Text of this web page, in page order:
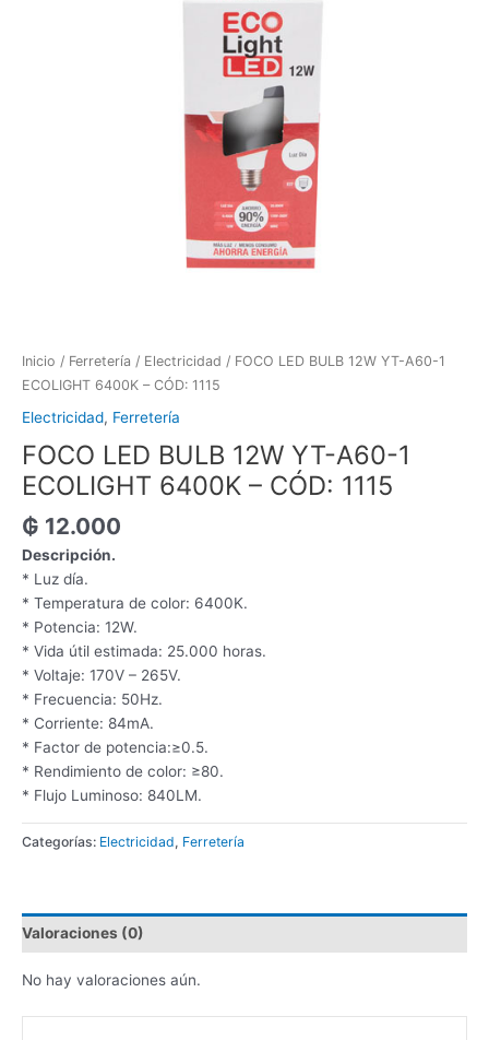
Inicio / Ferretería / Electricidad / FOCO LED BULB 12W YT-A60-1
ECOLIGHT 6400K – CÓD: 1115
Electricidad, Ferretería
FOCO LED BULB 12W YT-A60-1
ECOLIGHT 6400K – CÓD: 1115
₲ 12.000
Descripción.
* Luz día.
* Temperatura de color: 6400K.
* Potencia: 12W.
* Vida útil estimada: 25.000 horas.
* Voltaje: 170V – 265V.
* Frecuencia: 50Hz.
* Corriente: 84mA.
* Factor de potencia:≥0.5.
* Rendimiento de color: ≥80.
* Flujo Luminoso: 840LM.
Categorías: Electricidad, Ferretería
Valoraciones (0)
No hay valoraciones aún.